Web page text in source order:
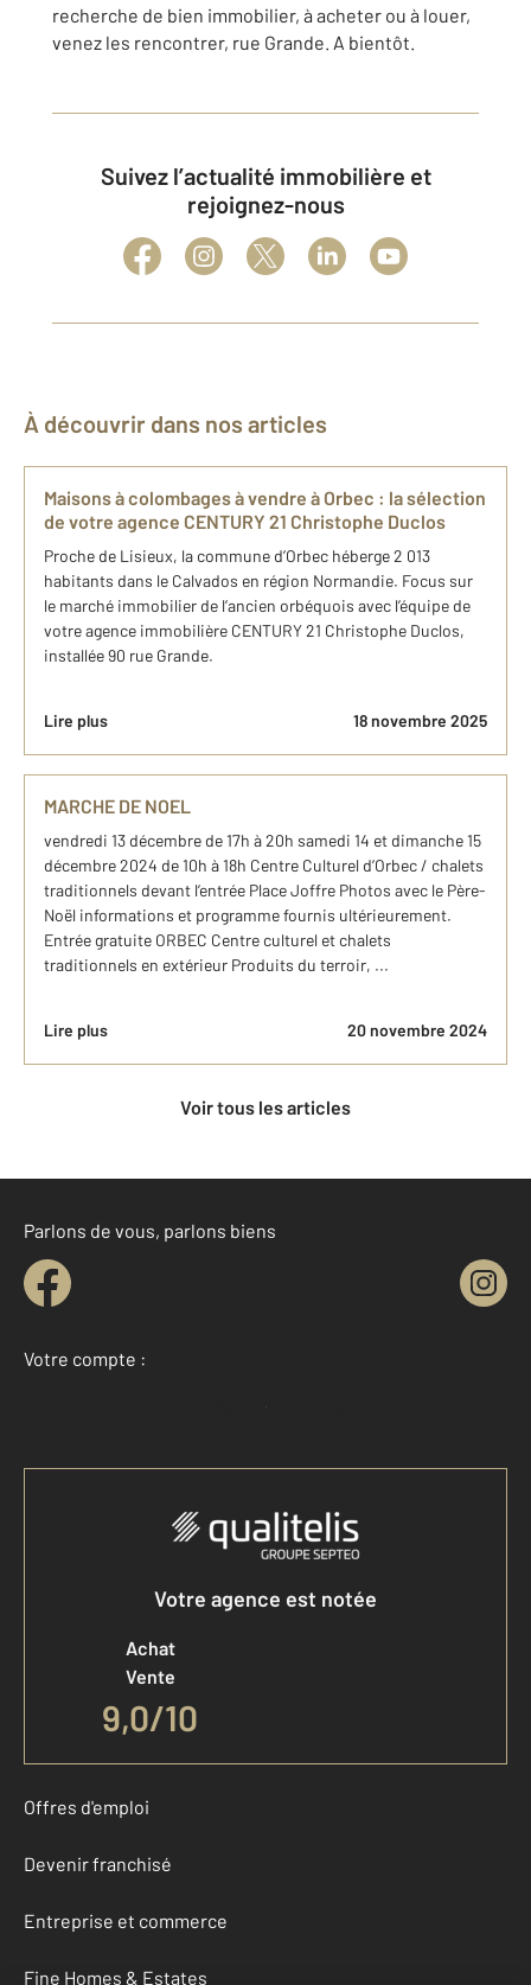
recherche de bien immobilier, à acheter ou à louer,
venez les rencontrer, rue Grande. A bientôt.
Suivez l’actualité immobilière et
rejoignez-nous
À découvrir dans nos articles
Maisons à colombages à vendre à Orbec : la sélection
de votre agence CENTURY 21 Christophe Duclos
Proche de Lisieux, la commune d’Orbec héberge 2 013
habitants dans le Calvados en région Normandie. Focus sur
le marché immobilier de l’ancien orbéquois avec l’équipe de
votre agence immobilière CENTURY 21 Christophe Duclos,
installée 90 rue Grande.
Lire plus 18 novembre 2025
MARCHE DE NOEL
vendredi 13 décembre de 17h à 20h samedi 14 et dimanche 15
décembre 2024 de 10h à 18h Centre Culturel d’Orbec / chalets
traditionnels devant l’entrée Place Joffre Photos avec le Père-
Noël informations et programme fournis ultérieurement.
Entrée gratuite ORBEC Centre culturel et chalets
traditionnels en extérieur Produits du terroir, ...
Lire plus 20 novembre 2024
Voir tous les articles
Parlons de vous, parlons biens
Votre compte :
Accéder à mon compte
Votre agence est notée
Achat
Vente
9,0/10
Offres d'emploi
Devenir franchisé
Entreprise et commerce
Fine Homes & Estates